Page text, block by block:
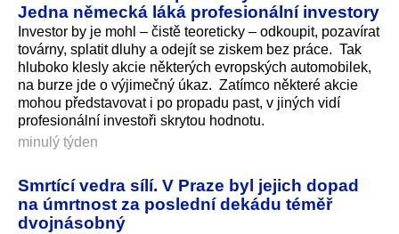
Jedna německá láká profesionální investory
Investor by je mohl – čistě teoreticky – odkoupit, pozavírat
továrny, splatit dluhy a odejít se ziskem bez práce. Tak
hluboko klesly akcie některých evropských automobilek,
na burze jde o výjimečný úkaz. Zatímco některé akcie
mohou představovat i po propadu past, v jiných vidí
profesionální investoři skrytou hodnotu.
minulý týden
Smrtící vedra sílí. V Praze byl jejich dopad
na úmrtnost za poslední dekádu téměř
dvojnásobný